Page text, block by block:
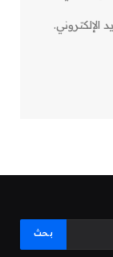
الإلكتروني.